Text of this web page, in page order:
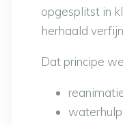
opgesplitst in
herhaald
Dat principe